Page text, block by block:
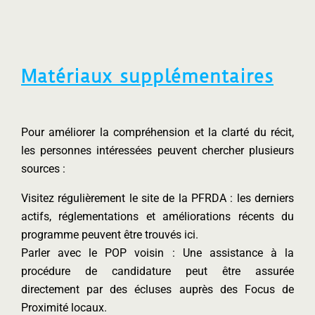
Matériaux supplémentaires
Pour améliorer la compréhension et la clarté du récit,
les personnes intéressées peuvent chercher plusieurs
sources :
Visitez régulièrement le site de la PFRDA : les derniers
actifs, réglementations et améliorations récents du
programme peuvent être trouvés ici.
Parler avec le POP voisin : Une assistance à la
procédure de candidature peut être assurée
directement par des écluses auprès des Focus de
Proximité locaux.